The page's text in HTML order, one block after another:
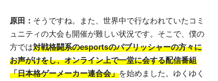
原田： そうですね。また、世界中で行なわれていたコミ
ュニティの大会も開催が難しい状況です。そこで、僕の
方では対戦格闘系のesportsのパブリッシャーの方々に
お声がけをし、オンライン上で一堂に会する配信番組
「日本格ゲーメーカー連合会」を始めました。ゆくゆく